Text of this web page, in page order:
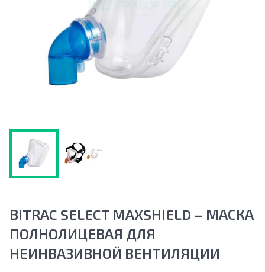
BITRAC SELECT MAXSHIELD – МАСКА
ПОЛНОЛИЦЕВАЯ ДЛЯ
НЕИНВАЗИВНОЙ ВЕНТИЛЯЦИИ